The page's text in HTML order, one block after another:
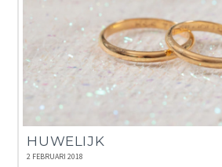
HUWELIJK
2 FEBRUARI 2018